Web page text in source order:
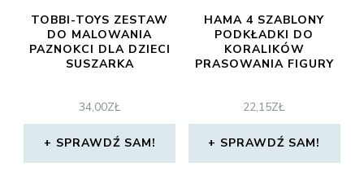
TOBBI-TOYS ZESTAW
DO MALOWANIA
PAZNOKCI DLA DZIECI
SUSZARKA
34,00ZŁ
SPRAWDŹ SAM!
HAMA 4 SZABLONY
PODKŁADKI DO
KORALIKÓW
PRASOWANIA FIGURY
22,15ZŁ
SPRAWDŹ SAM!